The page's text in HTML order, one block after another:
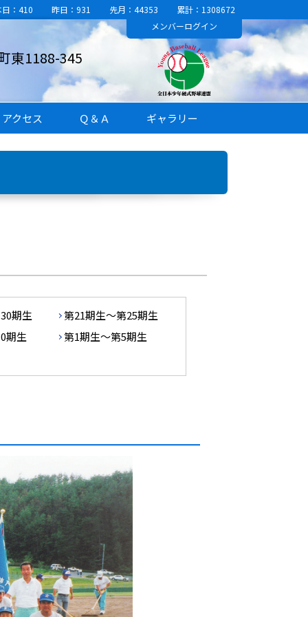
日：410 昨日：931 先月：44353 累計：1308672
東1188-345
メンバーログイン
アクセス Ｑ＆Ａ ギャラリー
期生
第21期生～第25期生
期生
第1期生～第5期生